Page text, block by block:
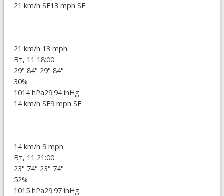
21 km/h SE13 mph SE
21 km/h 13 mph
Вт, 11 18:00
29° 84° 29° 84°
30%
1014 hPa29.94 inHg
14 km/h SE9 mph SE
14 km/h 9 mph
Вт, 11 21:00
23° 74° 23° 74°
52%
1015 hPa29.97 inHg